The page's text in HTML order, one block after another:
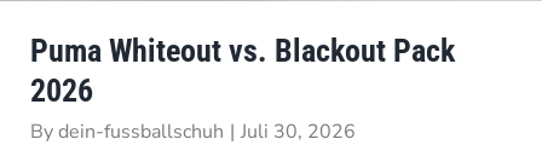
Puma Whiteout vs. Blackout Pack
2026
Bydein-fussballschuh | Juli 30, 2026